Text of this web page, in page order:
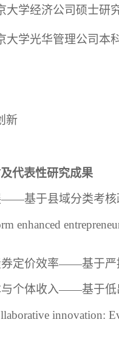
大学经济公司硕士研
大学光华管理公司本
新
代表性研究成果
基于县域分类考核
enhanced
定价效率——基于严
个体收入——基于低
innovation: